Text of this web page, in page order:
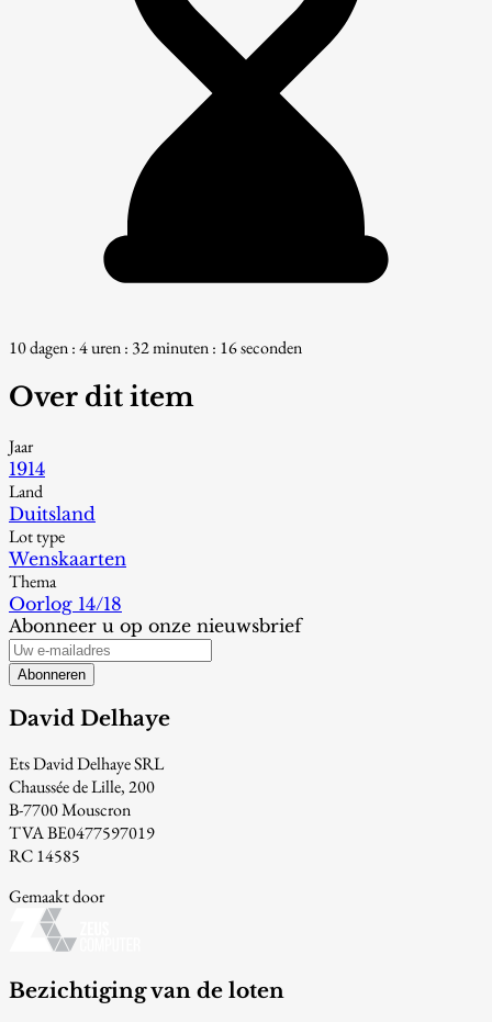
10 dagen : 4 uren : 32 minuten : 15 seconden
Over dit item
Jaar
1914
Land
Duitsland
Lot type
Wenskaarten
Thema
Oorlog 14/18
Abonneer u op onze nieuwsbrief
Abonneren
David Delhaye
Ets David Delhaye SRL
Chaussée de Lille, 200
B-7700 Mouscron
TVA BE0477597019
RC 14585
Gemaakt door
Bezichtiging van de loten